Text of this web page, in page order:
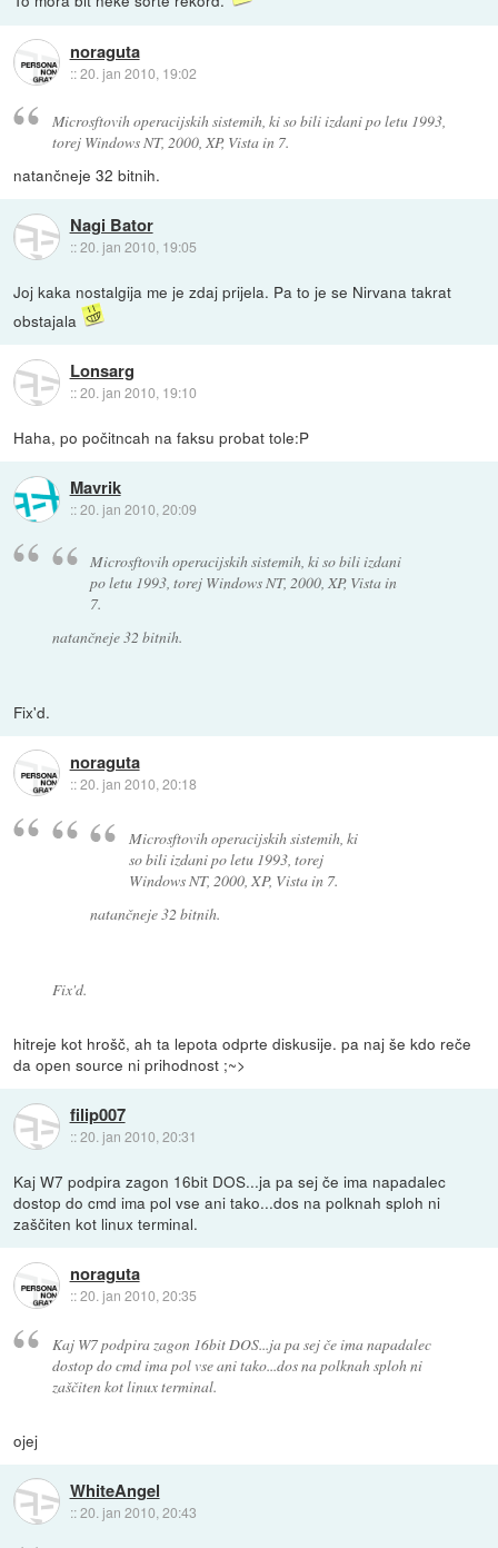
noraguta
::20. jan 2010, 19:02
Microsftovih operacijskih sistemih, ki so bili izdani po letu 1993,
torej Windows NT, 2000, XP, Vista in 7.
natančneje 32 bitnih.
Nagi Bator
::20. jan 2010, 19:05
Joj kaka nostalgija me je zdaj prijela. Pa to je se Nirvana takrat
obstajala
Lonsarg
::20. jan 2010, 19:10
Haha, po počitncah na faksu probat tole:P
Mavrik
::20. jan 2010, 20:09
Microsftovih operacijskih sistemih, ki so bili izdani
po letu 1993, torej Windows NT, 2000, XP, Vista in
7.
natančneje 32 bitnih.
Fix'd.
noraguta
::20. jan 2010, 20:18
Microsftovih operacijskih sistemih, ki
so bili izdani po letu 1993, torej
Windows NT, 2000, XP, Vista in 7.
natančneje 32 bitnih.
Fix'd.
hitreje kot hrošč, ah ta lepota odprte diskusije. pa naj še kdo reče
da open source ni prihodnost ;~>
filip007
::20. jan 2010, 20:31
Kaj W7 podpira zagon 16bit DOS...ja pa sej če ima napadalec
dostop do cmd ima pol vse ani tako...dos na polknah sploh ni
zaščiten kot linux terminal.
noraguta
::20. jan 2010, 20:35
Kaj W7 podpira zagon 16bit DOS...ja pa sej če ima napadalec
dostop do cmd ima pol vse ani tako...dos na polknah sploh ni
zaščiten kot linux terminal.
ojej
WhiteAngel
::20. jan 2010, 20:43